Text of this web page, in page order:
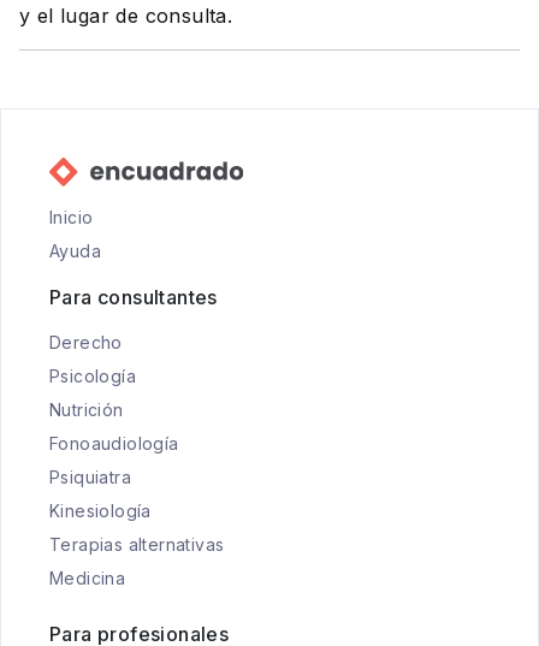
y el lugar de consulta.
Inicio
Ayuda
Para consultantes
Derecho
Psicología
Nutrición
Fonoaudiología
Psiquiatra
Kinesiología
Terapias alternativas
Medicina
Para profesionales